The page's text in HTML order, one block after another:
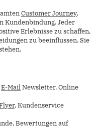
Customer Journey,
Kundenbindung. Jeder
Erlebnisse zu schaffen,
zu beeinflussen. Sie
E-MailNewsletter, Online
, Kundenservice
Bewertungen auf